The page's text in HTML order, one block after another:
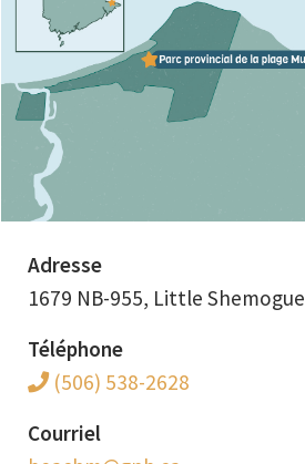
Adresse
1679 NB-955, Little Shemogue
Téléphone
(506) 538-2628
Courriel